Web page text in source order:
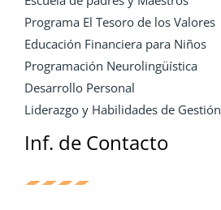
Programa El Tesoro de los Valores
Educación Financiera para Niños
Programación Neurolingüística
Desarrollo Personal
Liderazgo y Habilidades de Gestión
Inf. de Contacto